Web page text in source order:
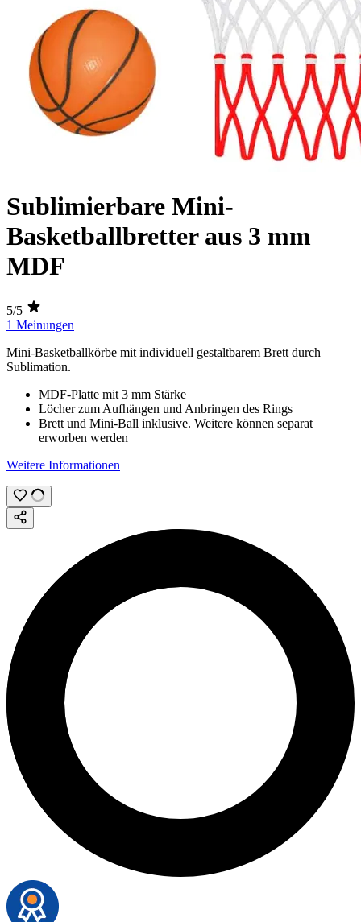
Sublimierbare Mini-
Basketballbretter aus 3 mm
MDF
5/5
1 Meinungen
Mini-Basketballkörbe mit individuell gestaltbarem Brett durch
Sublimation.
MDF-Platte mit 3 mm Stärke
Löcher zum Aufhängen und Anbringen des Rings
Brett und Mini-Ball inklusive. Weitere können separat
erworben werden
Weitere Informationen